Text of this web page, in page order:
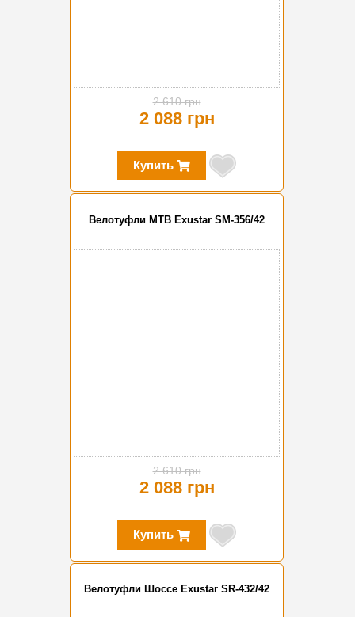
2 610 грн
2 088 грн
Купить
Велотуфли MTB Exustar SM-356/42
2 610 грн
2 088 грн
Купить
Велотуфли Шоссе Exustar SR-432/42